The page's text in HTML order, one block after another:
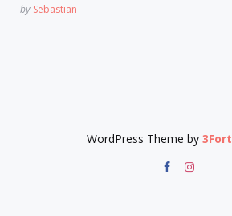
Posted
by Sebastian
WordPress Theme by